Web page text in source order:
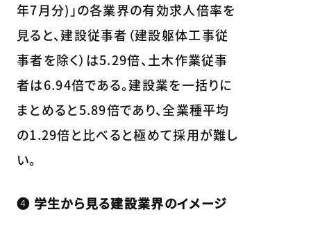
年7月分)」の各業界の有効求人倍率を
見ると、建設従事者（建設躯体工事従
事者を除く）は5.29倍、土木作業従事
者は6.94倍である。建設業を一括りに
まとめると5.89倍であり、全業種平均
の1.29倍と比べると極めて採用が難し
い。
❹ 学生から見る建設業界のイメージ